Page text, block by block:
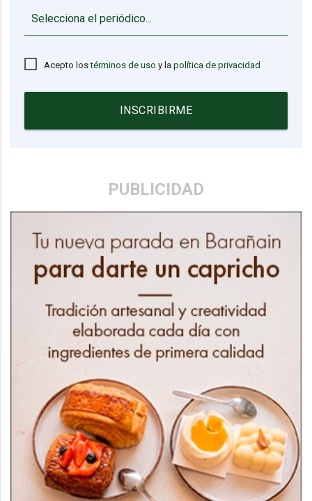
Acepto lostérminos de uso y lapolítica de privacidad
INSCRIBIRME
PUBLICIDAD